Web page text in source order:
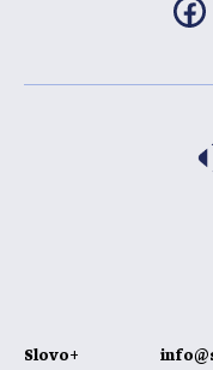
Slovo+